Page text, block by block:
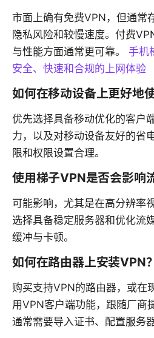
市面上确有免费VPN，但通常
隐私风险和较慢速度。付费
与性能方面通常更可靠。 手机
安全、快速和合规的上网体验
如何在移动设备上更好地
优先选择具备移动优化的客户
力，以及对移动设备友好的省
限和权限设置合理。
使用梯子VPN是否会影响
可能影响，尤其是在高分辨率
选择具备稳定服务器和优化流
缓冲与卡顿。
如何在路由器上安装VPN？
购买支持VPN的路由器，或在
用VPN客户端功能，跟随厂商
通常需要导入证书、配置服务